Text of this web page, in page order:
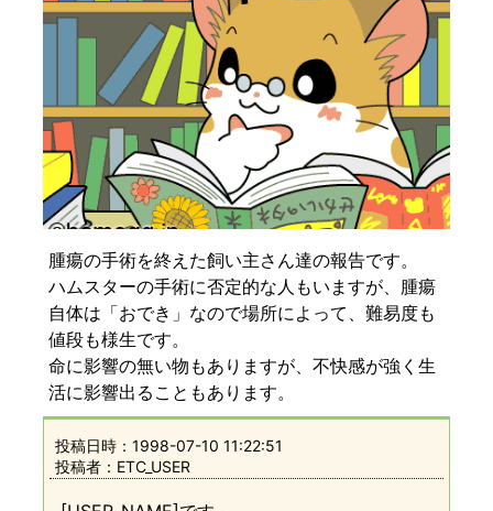
腫瘍の手術を終えた飼い主さん達の報告です。
ハムスターの手術に否定的な人もいますが、腫瘍
自体は「おでき」なので場所によって、難易度も
値段も様生です。
命に影響の無い物もありますが、不快感が強く生
活に影響出ることもあります。
投稿日時： 1998-07-10 11:22:51
投稿者：ETC_USER